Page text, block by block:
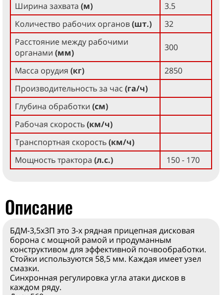
Ширина захвата (м)
3.5
Количество рабочих органов(шт.)
32
Расстояние между рабочими
органами (мм) 300
Масса орудия (кг)
2850
Производительность за час (га/ч)
Глубина обработки (см)
Рабочая скорость(км/ч)
Транспортная скорость(км/ч)
Мощность трактора (л.с.) 150 - 170
Описание
БДМ-3,5х3П это 3-х рядная прицепная дисковая
борона с мощной рамой и продуманным
конструктивом для эффективной почвообработки.
Стойки используются 58,5 мм. Каждая имеет узел
смазки.
Синхронная регулировка угла атаки дисков в
каждом ряду.